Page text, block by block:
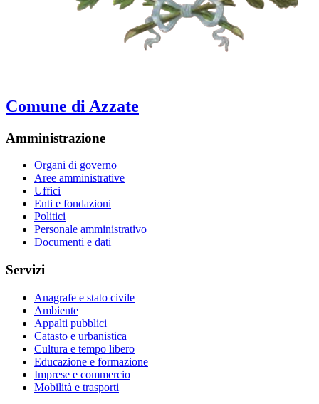
Comune di Azzate
Amministrazione
Organi di governo
Aree amministrative
Uffici
Enti e fondazioni
Politici
Personale amministrativo
Documenti e dati
Servizi
Anagrafe e stato civile
Ambiente
Appalti pubblici
Catasto e urbanistica
Cultura e tempo libero
Educazione e formazione
Imprese e commercio
Mobilità e trasporti